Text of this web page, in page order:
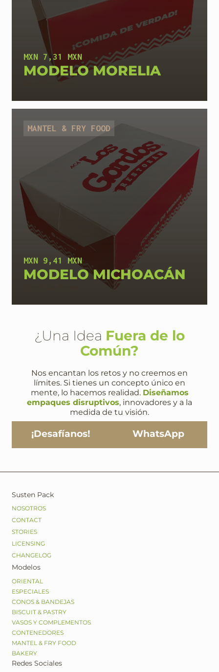
MXN 7,31 MXN
MODELO MORELIA
14 x 10 x 8 cm
MANTEL & FRY FOOD
MXN 9,41 MXN
MODELO MICHOACÁN
¿Una Idea Fuera de lo
Común?
Nos encantan los retos y no creemos en
límites. Si tienes un concepto único en
mente, lo hacemos realidad. Diseñamos
empaques disruptivos, innovadores y a la
medida de tu visión.
¡Desafíanos! WhatsApp
Susten Pack
NOSOTROS
CONTACT
STORIES
LICENSING
CHANGELOG
Modelos
ORIENTAL
ESPECIALES
CONOS & BANDEJAS
BISCUIT & PASTRY
VASOS Y COMPLEMENTOS
CONTENEDORES
MANTEL & FRY FOOD
BAKERY
Redes Sociales